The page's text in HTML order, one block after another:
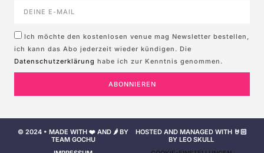
Ich möchte den kostenlosen venue mag Newsletter bestellen,
ich kann das Abo jederzeit wieder kündigen. Die
Datenschutzerklärung habe ich zur Kenntnis genommen.
ABONNIEREN
© 2024 • MADE WITH ❤️ AND 🌶️ BY
TEAM GOCHU
HOSTED AND MANAGED WITH 🤘🏻
BY LEO SKULL